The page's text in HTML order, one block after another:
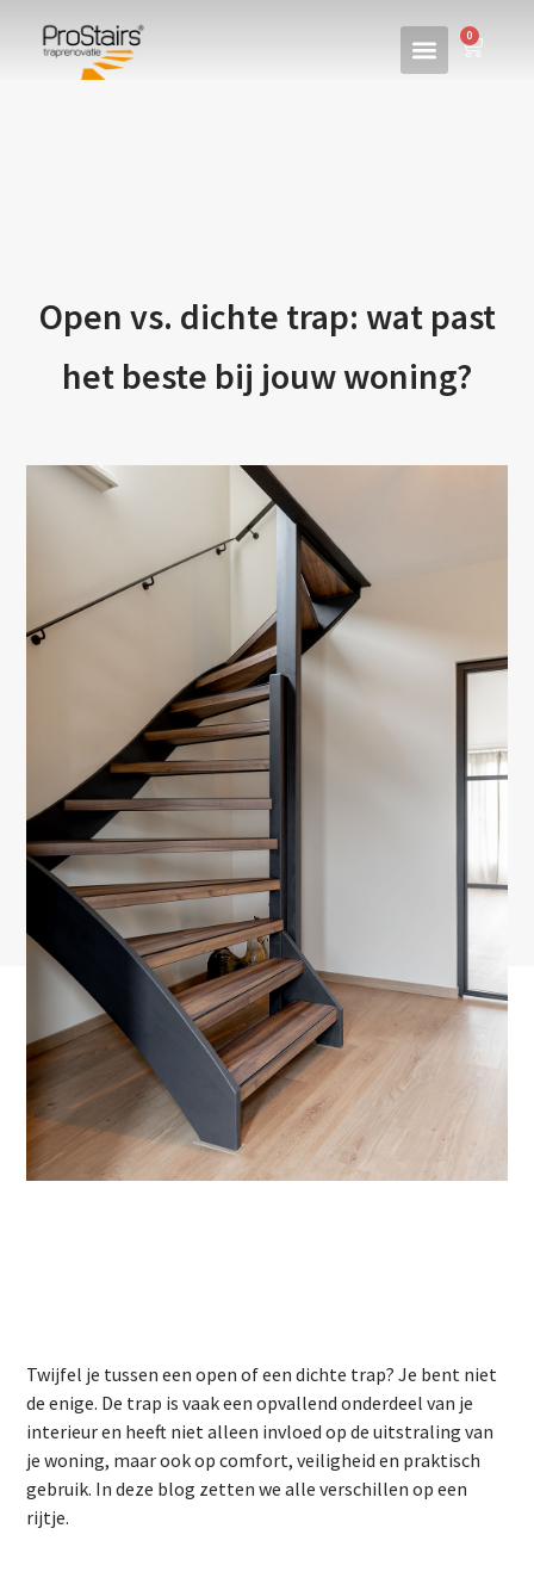
0
Open vs. dichte trap: wat past
het beste bij jouw woning?
Twijfel je tussen een open of een dichte trap? Je bent niet
de enige. De trap is vaak een opvallend onderdeel van je
interieur en heeft niet alleen invloed op de uitstraling van
je woning, maar ook op comfort, veiligheid en praktisch
gebruik. In deze blog zetten we alle verschillen op een
rijtje.